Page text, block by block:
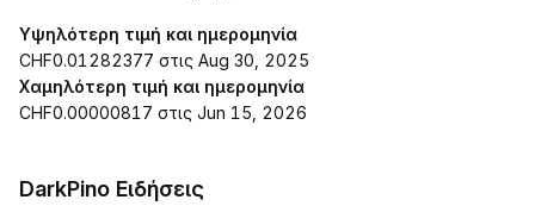
Υψηλότερη τιμή και ημερομηνία
CHF0.01282377 στις Aug 30, 2025
Χαμηλότερη τιμή και ημερομηνία
CHF0.00000817 στις Jun 15, 2026
DarkPino Ειδήσεις